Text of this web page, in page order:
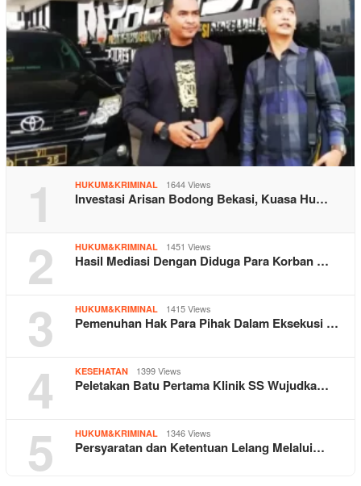
1 HUKUM&KRIMINAL 1644 Views
Investasi Arisan Bodong Bekasi, Kuasa Hu…
2 HUKUM&KRIMINAL 1451 Views
Hasil Mediasi Dengan Diduga Para Korban …
3 HUKUM&KRIMINAL 1415 Views
Pemenuhan Hak Para Pihak Dalam Eksekusi …
4 KESEHATAN 1399 Views
Peletakan Batu Pertama Klinik SS Wujudka…
5 HUKUM&KRIMINAL 1346 Views
Persyaratan dan Ketentuan Lelang Melalui…